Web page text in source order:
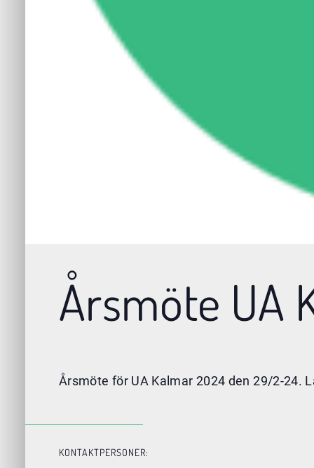
Årsmöte UA
Årsmöte för UA Kalmar 2024 den 29/2-24.
KONTAKTPERSONER: